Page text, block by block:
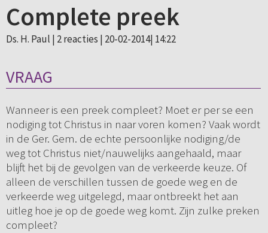
Complete preek
Ds. H. Paul | 2 reacties | 20-02-2014| 14:22
VRAAG
Wanneer is een preek compleet? Moet er per se een
nodiging tot Christus in naar voren komen? Vaak wordt
in de Ger. Gem. de echte persoonlijke nodiging/de
weg tot Christus niet/nauwelijks aangehaald, maar
blijft het bij de gevolgen van de verkeerde keuze. Of
alleen de verschillen tussen de goede weg en de
verkeerde weg uitgelegd, maar ontbreekt het aan
uitleg hoe je op de goede weg komt. Zijn zulke preken
compleet?